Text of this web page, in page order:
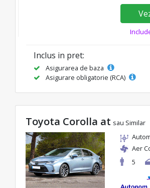
Inclus in pret:
Asigurarea de baza
Asigurare obligatorie (RCA)
Toyota Corolla at sau Similar
Aer
5